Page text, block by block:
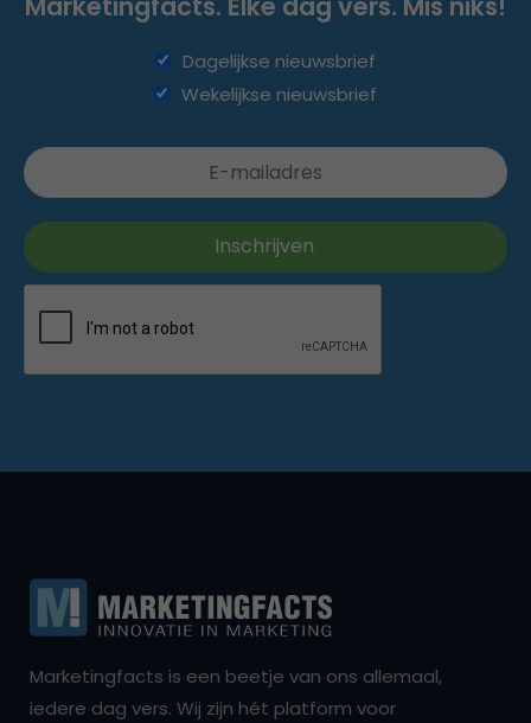
Dagelijkse nieuwsbrief
Wekelijkse nieuwsbrief
Marketingfacts is een beetje van ons allemaal,
iedere dag vers. Wij zijn hét platform voor